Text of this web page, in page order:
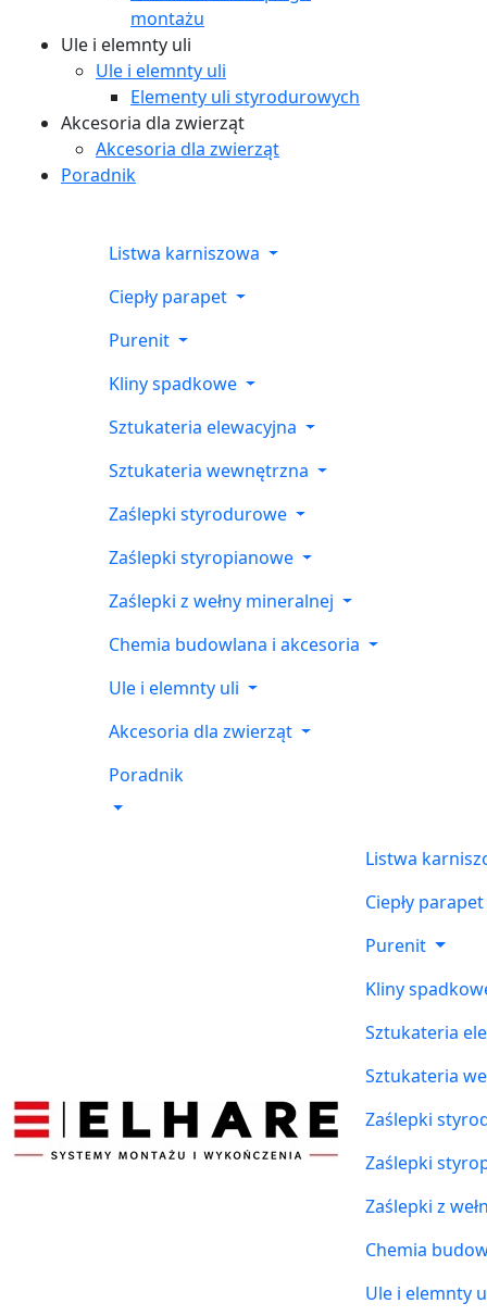
montażu
Ule i elemnty uli
Ule i elemnty uli
Elementy uli styrodurowych
Akcesoria dla zwierząt
Akcesoria dla zwierząt
Poradnik
Listwa karniszowa
Ciepły parapet
Purenit
Kliny spadkowe
Sztukateria elewacyjna
Sztukateria wewnętrzna
Zaślepki styrodurowe
Zaślepki styropianowe
Zaślepki z wełny mineralnej
Chemia budowlana i akcesoria
Ule i elemnty uli
Akcesoria dla zwierząt
Poradnik
Listwa
Ciepły parapet
Purenit
Kliny
Sztukateria
Sztukateria
Zaślepki
Zaślepki
Zaślepki z
Chemia
Ule i elemnty